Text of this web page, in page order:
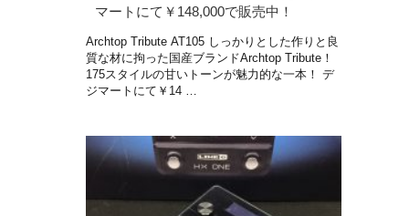
マートにて￥148,000で販売中！
Archtop Tribute AT105 しっかりとした作りと良
質な材に拘った国産ブランドArchtop Tribute！
175スタイルの甘いトーンが魅力的な一本！ デ
ジマートにて￥14 …